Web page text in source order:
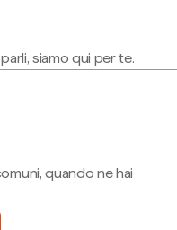
siamo qui per te.
quando ne hai